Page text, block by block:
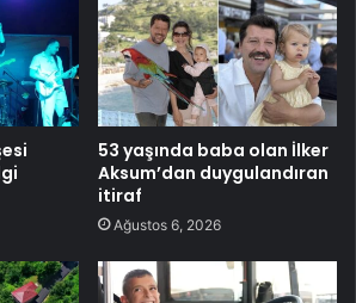
53 yaşında baba olan İlker
Aksum’dan duygulandıran
itiraf
Ağustos 6, 2026